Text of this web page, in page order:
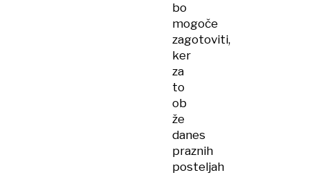
bo
mogoče
zagotoviti,
ker
za
to
ob
že
danes
praznih
posteljah